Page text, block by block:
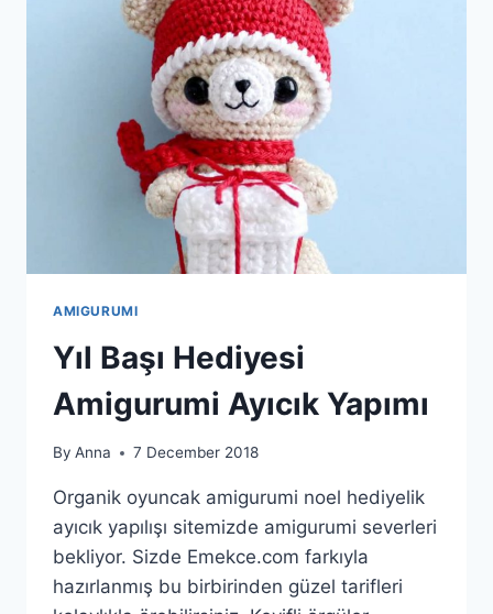
AMIGURUMI
Yıl Başı Hediyesi
Amigurumi Ayıcık Yapımı
By Anna 7 December 2018
Organik oyuncak amigurumi noel hediyelik
ayıcık yapılışı sitemizde amigurumi severleri
bekliyor. Sizde Emekce.com farkıyla
hazırlanmış bu birbirinden güzel tarifleri